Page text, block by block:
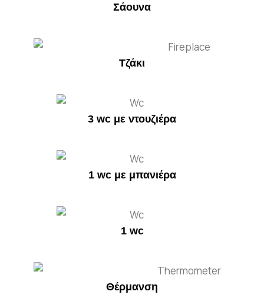
Σάουνα
Τζάκι
3 wc με ντουζιέρα
1 wc με μπανιέρα
1 wc
Θέρμανση